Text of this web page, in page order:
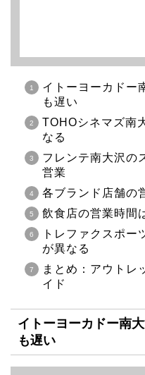
イトーヨーカドー
も遅い
TOHOシネマズ南
なる
フレンテ南大沢の
営業
各ブランド店舗の
飲食店の営業時間
トレファクスポー
が異なる
まとめ：アウトレ
イド
イトーヨーカドー南
も遅い